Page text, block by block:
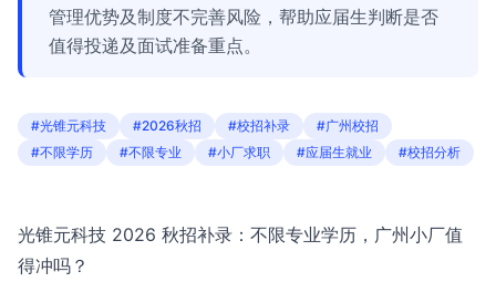
管理优势及制度不完善风险，帮助应届生判断是否
值得投递及面试准备重点。
#光锥元科技 #2026秋招 #校招补录
#广州校招
#不限学历
#不限专业 #小厂求职 #应届生就业 #校招分析
光锥元科技 2026 秋招补录：不限专业学历，广州小厂值
得冲吗？